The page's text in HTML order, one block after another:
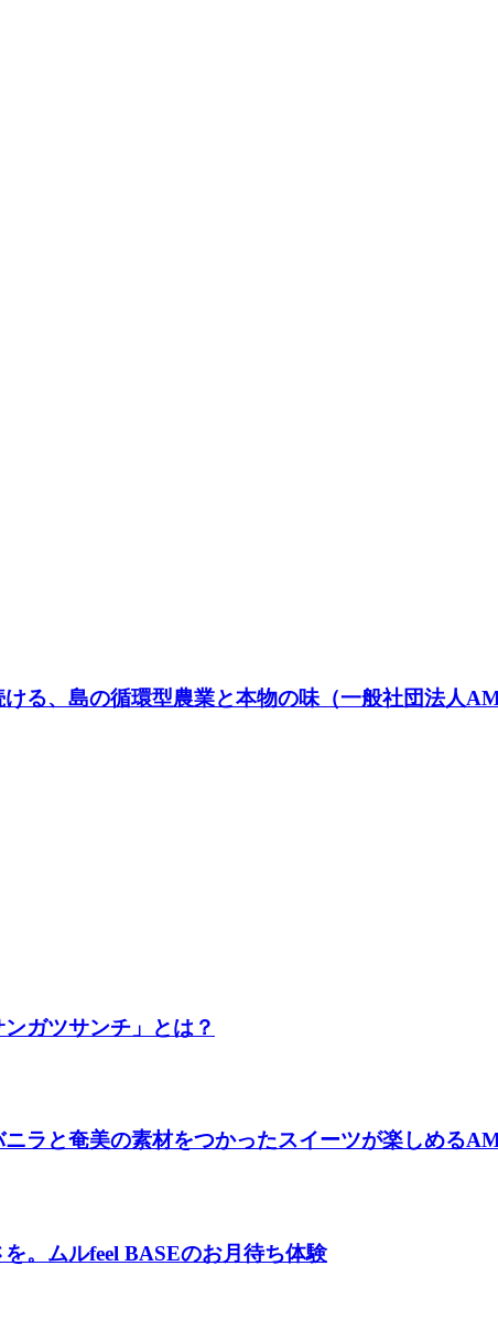
る、島の循環型農業と本物の味（一般社団法人
ガツサンチ」とは？
ラと奄美の素材をつかったスイーツが楽しめる
。ムルfeel BASEのお月待ち体験